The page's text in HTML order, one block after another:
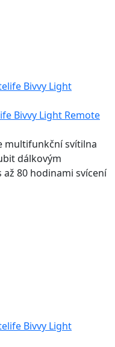
Bivvy Light Remote
multifunkční svítilna
dálkovým
80 hodinami svícení